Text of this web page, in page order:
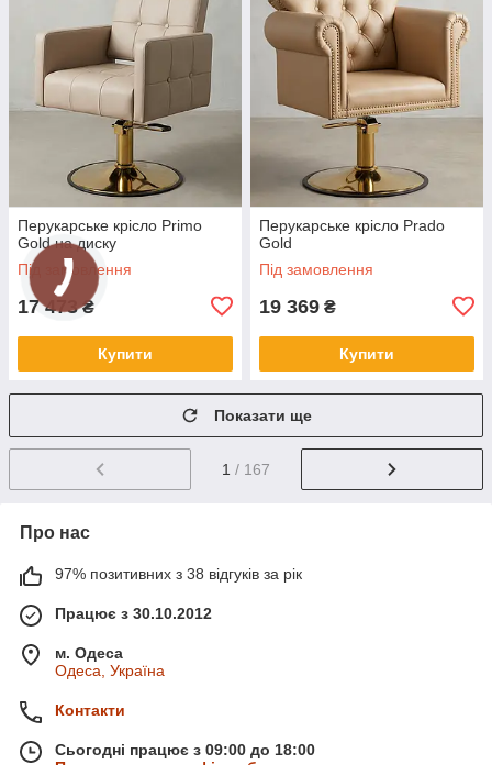
Перукарське крісло Primo
Gold на диску
Під замовлення
17 473₴
Купити
Перукарське крісло Prado
Gold
Під замовлення
19 369 ₴
Купити
Показати ще
1 / 167
Про нас
97% позитивних з 38 відгуків за рік
Працює з 30.10.2012
м. Одеса
Одеса, Україна
Контакти
Сьогодні працює з 09:00 до 18:00